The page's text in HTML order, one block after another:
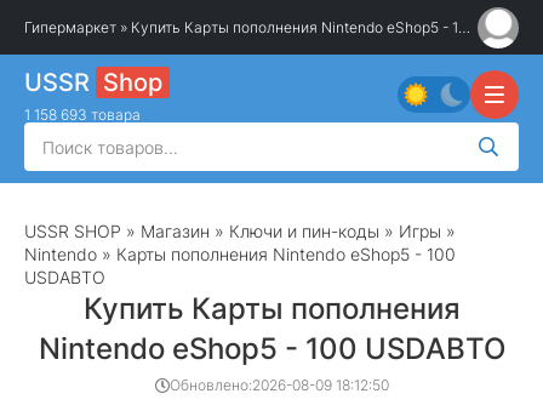
Гипермаркет » Купить Карты пополнения Nintendo eShop5 - 100 USDАВТО
USSR Shop
1 158 693 товара
USSR SHOP » Магазин » Ключи и пин-коды » Игры »
Nintendo » Карты пополнения Nintendo eShop5 - 100
USDАВТО
Купить Карты пополнения
Nintendo eShop5 - 100 USDАВТО
Обновлено:2026-08-09 18:12:50